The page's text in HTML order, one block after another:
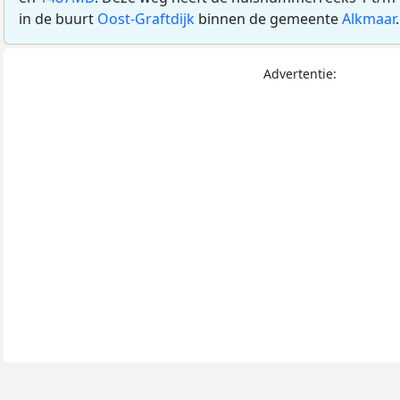
in de buurt Oost-Graftdijk binnen de gemeenteAlkmaar.
Advertentie: